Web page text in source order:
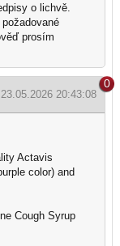
o lichvě.
prosím
0
23.05.2026 20:43:08
Actavis
color) and
Cough Syrup